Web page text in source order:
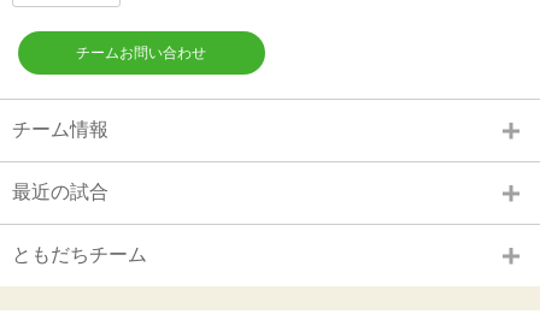
チームお問い合わせ
チーム情報
最近の試合
ともだちチーム